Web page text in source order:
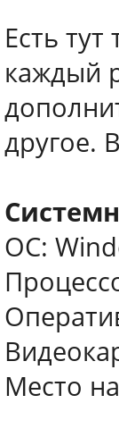
Есть
каждый
другое.
ОС:
Место